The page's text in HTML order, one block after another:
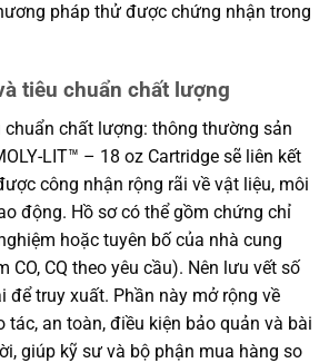
pháp thử được chứng nhận trong
tiêu chuẩn chất lượng
chuẩn chất lượng: thông thường sản
LIT™ – 18 oz Cartridge sẽ liên kết
công nhận rộng rãi về vật liệu, môi
động. Hồ sơ có thể gồm chứng chỉ
hoặc tuyên bố của nhà cung
CO, CQ theo yêu cầu). Nên lưu vết số
để truy xuất. Phần này mở rộng về
tác, an toàn, điều kiện bảo quản và bài
giúp kỹ sư và bộ phận mua hàng so